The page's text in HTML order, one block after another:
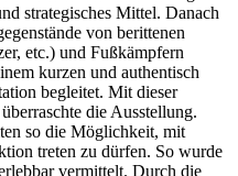
strategisches Mittel. Danach
von berittenen
etc.) und Fußkämpfern
kurzen und authentisch
begleitet. Mit dieser
die Ausstellung.
so die Möglichkeit, mit
treten zu dürfen. So wurde
vermittelt. Durch die